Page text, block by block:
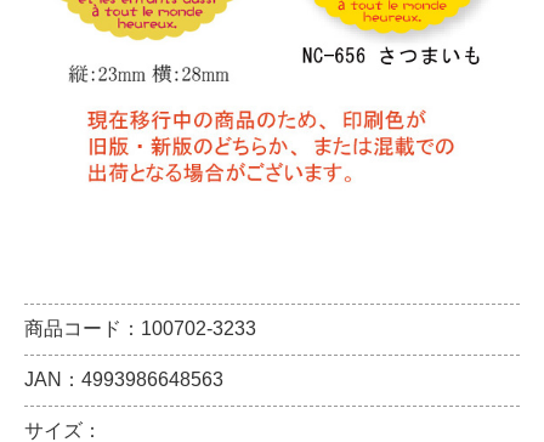
商品コード：100702-3233
JAN：4993986648563
サイズ：